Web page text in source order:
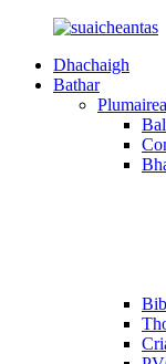
Dhachaigh
Bathar